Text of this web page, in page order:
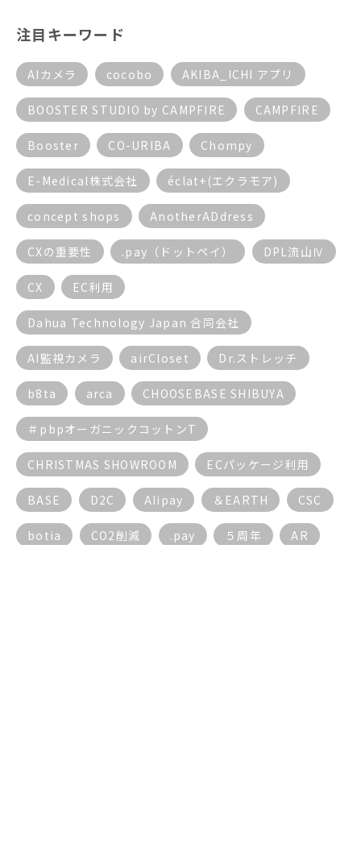
注目キーワード
AIカメラ cocobo AKIBA_ICHI アプリ
BOOSTER STUDIO by CAMPFIRE CAMPFIRE
Booster CO-URIBA Chompy
E-Medical株式会社 éclat+(エクラモア)
concept shops AnotherADdress
CXの重要性 .pay（ドットペイ） DPL流山Ⅳ
CX EC利用
Dahua Technology Japan 合同会社
AI監視カメラ airCloset Dr.ストレッチ
b8ta arca CHOOSEBASE SHIBUYA
＃pbpオーガニックコットンT
CHRISTMAS SHOWROOM ECパッケージ利用
BASE D2C Alipay ＆EARTH CSC
botia CO2削減 .pay ５周年 AR